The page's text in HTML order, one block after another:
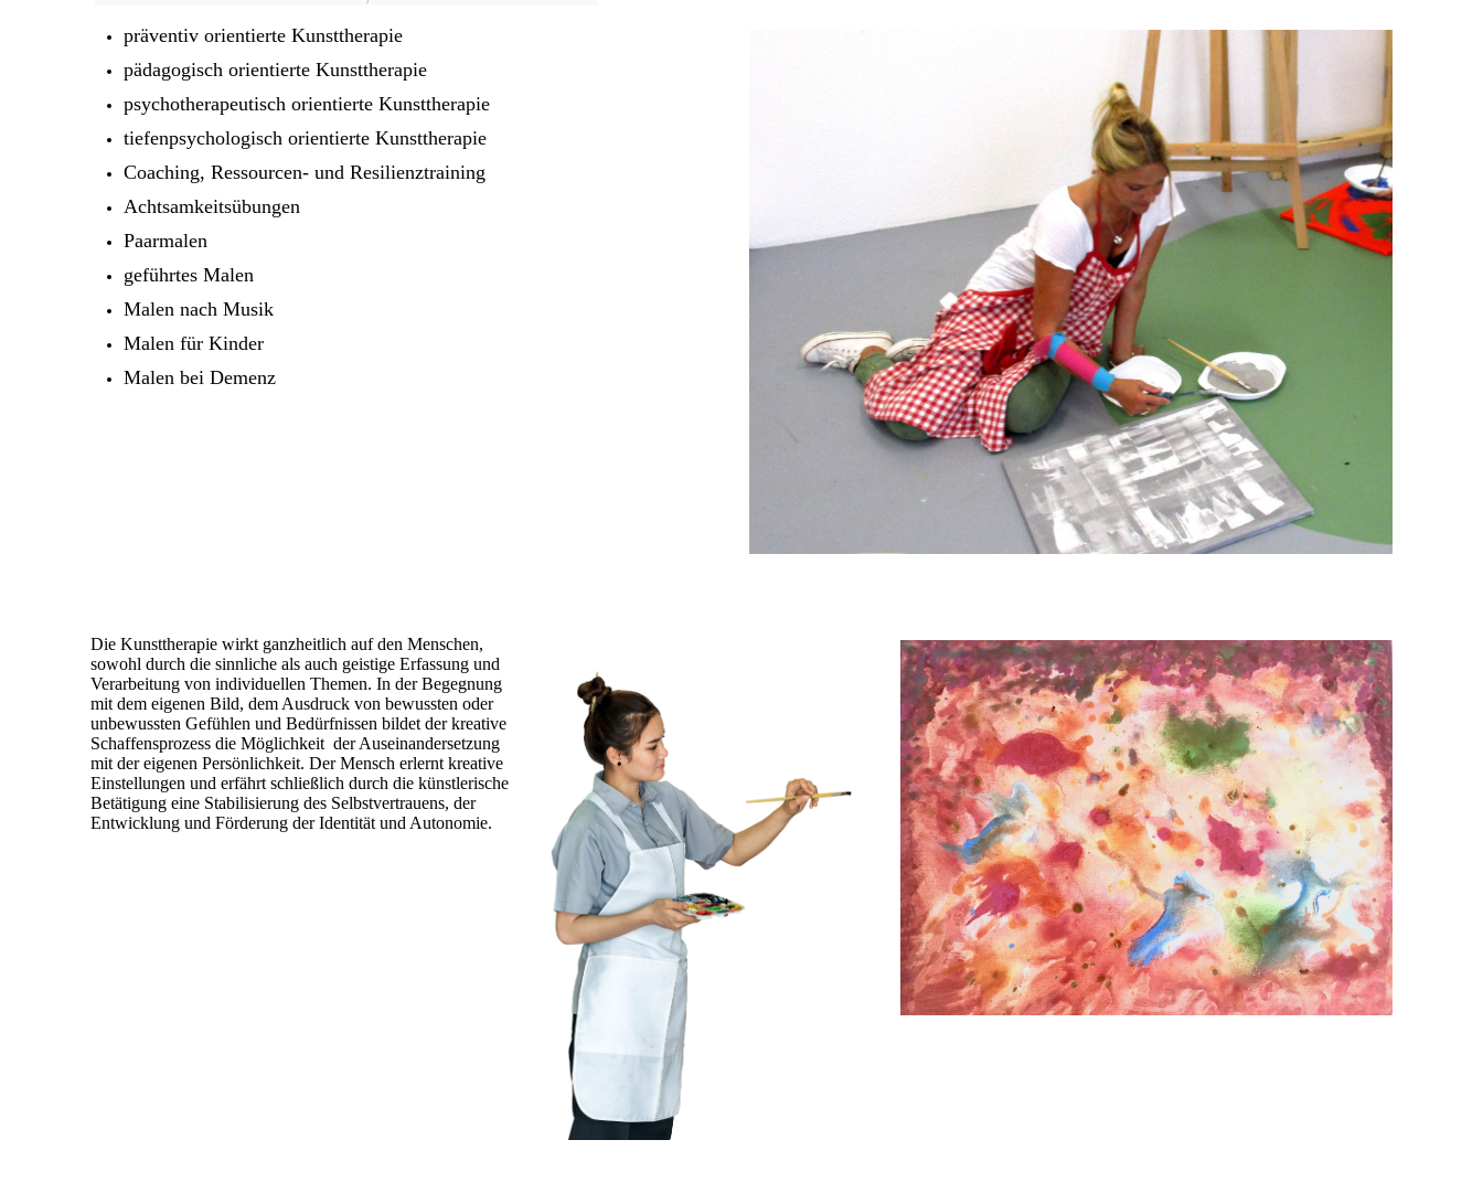
präventiv orientierte Kunsttherapie
pädagogisch orientierte Kunsttherapie
psychotherapeutisch orientierte Kunsttherapie
tiefenpsychologisch orientierte Kunsttherapie
Coaching, Ressourcen- und Resilienztraining
Achtsamkeitsübungen
Paarmalen
geführtes Malen
Malen nach Musik
Malen für Kinder
Malen bei Demenz
Die Kunsttherapie wirkt ganzheitlich auf den Menschen,
sowohl durch die sinnliche als auch geistige Erfassung und
Verarbeitung von individuellen Themen. In der Begegnung
mit dem eigenen Bild, dem Ausdruck von bewussten oder
unbewussten Gefühlen und Bedürfnissen bildet der kreative
Schaffensprozess die Möglichkeit der Auseinandersetzung
mit der eigenen Persönlichkeit. Der Mensch erlernt kreative
Einstellungen und erfährt schließlich durch die künstlerische
Betätigung eine Stabilisierung des Selbstvertrauens, der
Entwicklung und Förderung der Identität und Autonomie.